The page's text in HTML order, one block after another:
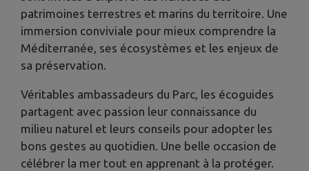
patrimoines terrestres et marins du territoire. Une
immersion conviviale pour mieux comprendre la
Méditerranée, ses écosystèmes et les enjeux de
sa préservation.
Véritables ambassadeurs du Parc, les écoguides
partagent avec passion leur connaissance du
milieu naturel et leurs conseils pour adopter les
bons gestes au quotidien. Une belle occasion de
célébrer la mer tout en apprenant à la protéger.